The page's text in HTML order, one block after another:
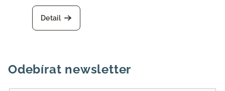
Detail
Odebírat newsletter